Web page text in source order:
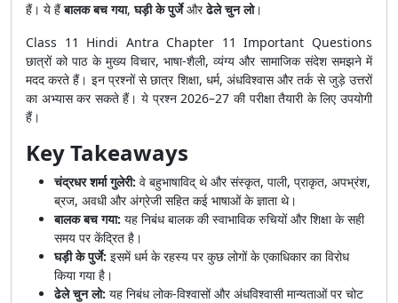
हैं। ये हैंबालक बच गया,घड़ी के पुर्जेऔरढेले चुन लो।
Class 11 Hindi Antra Chapter 11 Important Questions
छात्रों को पाठ के मुख्य विचार, भाषा-शैली, व्यंग्य और सामाजिक संदेश समझने में
मदद करते हैं। इन प्रश्नों से छात्र शिक्षा, धर्म, अंधविश्वास और तर्क से जुड़े उत्तरों
का अभ्यास कर सकते हैं। ये प्रश्न 2026–27 की परीक्षा तैयारी के लिए उपयोगी
हैं।
Key Takeaways
चंद्रधर शर्मा गुलेरी: वे बहुभाषाविद् थे और संस्कृत, पाली, प्राकृत, अपभ्रंश,
ब्रज, अवधी और अंग्रेजी सहित कई भाषाओं के ज्ञाता थे।
बालक बच गया: यह निबंध बालक की स्वाभाविक रुचियों और शिक्षा के सही
समय पर केंद्रित है।
घड़ी के पुर्जे: इसमें धर्म के रहस्य पर कुछ लोगों के एकाधिकार का विरोध
किया गया है।
ढेले चुन लो: यह निबंध लोक-विश्वासों और अंधविश्वासी मान्यताओं पर चोट